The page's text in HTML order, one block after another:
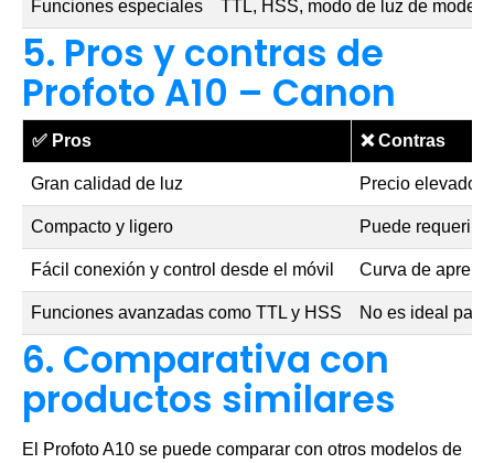
Funciones especiales TTL, HSS, modo de luz de
5. Pros y contras de
Profoto A10 – Canon
✅ Pros ❌Contras
Gran calidad de luz Precio elevado
Compacto y ligero Puede requerir
Fácil conexión y control desde el móvil Curva de
Funciones avanzadas como TTL y HSS No es ideal
6. Comparativa con
productos similares
El Profoto A10 se puede comparar con otros modelos de